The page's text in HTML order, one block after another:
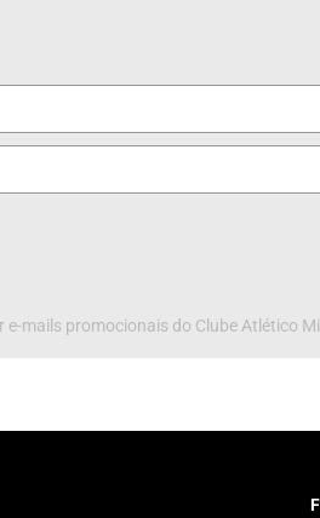
mails promocionais do Clube Atlético